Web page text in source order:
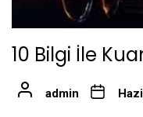
10 Bilgi İle
admin